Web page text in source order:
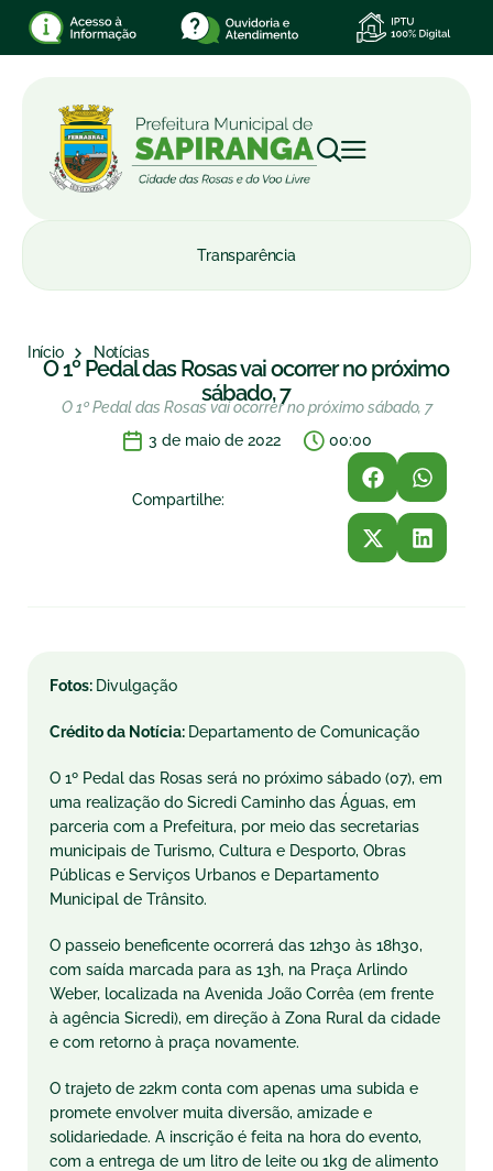
Transparência
Início Notícias
O 1º Pedal das Rosas vai ocorrer no próximo
sábado, 7
O 1º Pedal das Rosas vai ocorrer no próximo sábado, 7
3 de maio de 2022
00:00
Compartilhe:
Fotos: Divulgação
Crédito da Notícia: Departamento de Comunicação
O 1º Pedal das Rosas será no próximo sábado (07), em
uma realização do Sicredi Caminho das Águas, em
parceria com a Prefeitura, por meio das secretarias
municipais de Turismo, Cultura e Desporto, Obras
Públicas e Serviços Urbanos e Departamento
Municipal de Trânsito.
O passeio beneficente ocorrerá das 12h30 às 18h30,
com saída marcada para as 13h, na Praça Arlindo
Weber, localizada na Avenida João Corrêa (em frente
à agência Sicredi), em direção à Zona Rural da cidade
e com retorno à praça novamente.
O trajeto de 22km conta com apenas uma subida e
promete envolver muita diversão, amizade e
solidariedade. A inscrição é feita na hora do evento,
com a entrega de um litro de leite ou 1kg de alimento